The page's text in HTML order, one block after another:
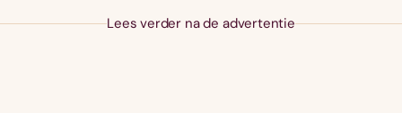
Lees verder na de advertentie